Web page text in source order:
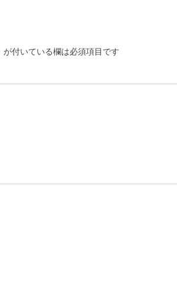
が付いている欄は必須項目です